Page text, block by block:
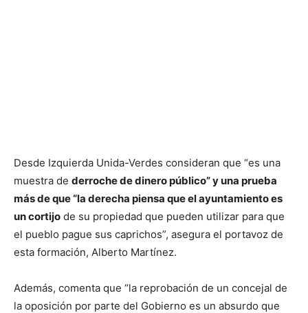
Desde Izquierda Unida-Verdes consideran que “es una
muestra de derroche de dinero público” y una prueba
más de que “la derecha piensa que el ayuntamiento es
un cortijo de su propiedad que pueden utilizar para que
el pueblo pague sus caprichos”, asegura el portavoz de
esta formación, Alberto Martínez.
Además, comenta que “la reprobación de un concejal de
la oposición por parte del Gobierno es un absurdo que